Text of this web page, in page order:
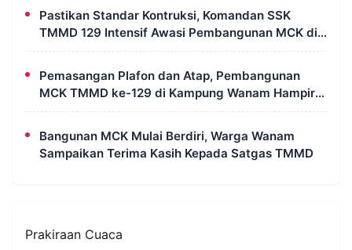
Pastikan Standar Kontruksi, Komandan SSK
TMMD 129 Intensif Awasi Pembangunan MCK di
Wanam
Pemasangan Plafon dan Atap, Pembangunan
MCK TMMD ke-129 di Kampung Wanam Hampir
Rampung
Bangunan MCK Mulai Berdiri, Warga Wanam
Sampaikan Terima Kasih Kepada Satgas TMMD
Prakiraan Cuaca